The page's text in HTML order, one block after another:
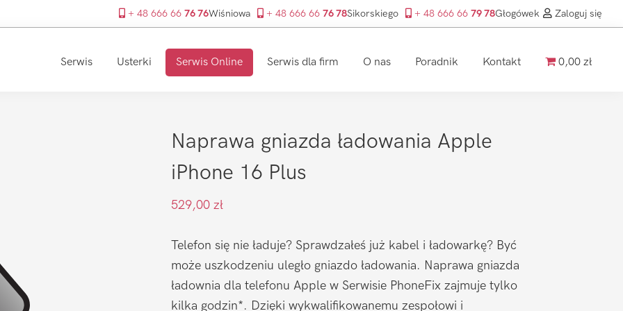
+ 48 666 66 76 76Wiśniowa + 48 666 66 76 78Sikorskiego + 48 666 66 79 78Głogówek Zaloguj się
Serwis Usterki Serwis Online Serwis dla firm O nas Poradnik Kontakt 0,00 zł
Naprawa gniazda ładowania Apple
iPhone 16 Plus
529,00 zł
Telefon się nie ładuje? Sprawdzałeś już kabel i ładowarkę? Być
może uszkodzeniu uległo gniazdo ładowania. Naprawa gniazda
ładownia dla telefonu Apple w Serwisie PhoneFix zajmuje tylko
kilka godzin*. Dzięki wykwalifikowanemu zespołowi i